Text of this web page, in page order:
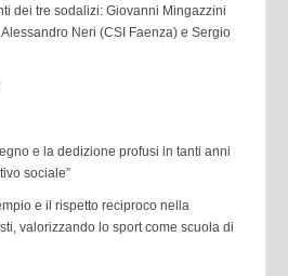
dei tre sodalizi: Giovanni Mingazzini
Neri (CSI Faenza) e Sergio
e la dedizione profusi in tanti anni
sociale”
e il rispetto reciproco nella
valorizzando lo sport come scuola di